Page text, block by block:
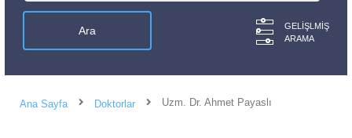
GELIŞLMIŞ
ARAMA
Ana Sayfa Doktorlar Uzm. Dr. Ahmet Payaslı